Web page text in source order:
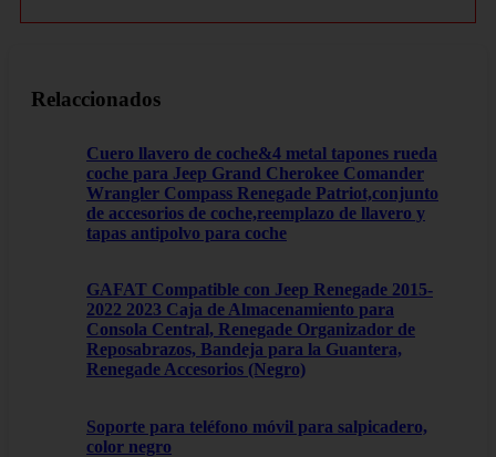
Relaccionados
Cuero llavero de coche&4 metal tapones rueda
coche para Jeep Grand Cherokee Comander
Wrangler Compass Renegade Patriot,conjunto
de accesorios de coche,reemplazo de llavero y
tapas antipolvo para coche
GAFAT Compatible con Jeep Renegade 2015-
2022 2023 Caja de Almacenamiento para
Consola Central, Renegade Organizador de
Reposabrazos, Bandeja para la Guantera,
Renegade Accesorios (Negro)
Soporte para teléfono móvil para salpicadero,
color negro